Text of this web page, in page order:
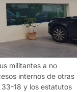
militantes a no
internos de otras
18 y los estatutos